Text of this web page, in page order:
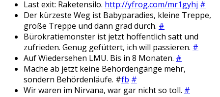
Last exit: Raketensilo. http://yfrog.com/mr1gyhj #
Der kürzeste Weg ist Babyparadies, kleine Treppe,
große Treppe und dann grad durch. #
Bürokratiemonster ist jetzt hoffentlich satt und
zufrieden. Genug gefüttert, ich will passieren. #
Auf Wiedersehen LMU. Bis in 8 Monaten. #
Mache ab jetzt keine Behördengänge mehr,
sondern Behördenläufe. #fb #
Wir waren im Nirvana, war gar nicht so toll. #